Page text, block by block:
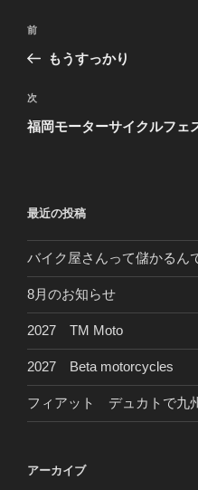
投
ビ
ゲ
ン
前
の
稿
前
もうすっかり
次
の
次
福岡モーターサイクルフ
最近の投稿
バイク屋さんって儲かるん
8月のお知らせ
2027 TM Moto
2027 Beta motorcycles
フィアット デュカトで九
アーカイブ